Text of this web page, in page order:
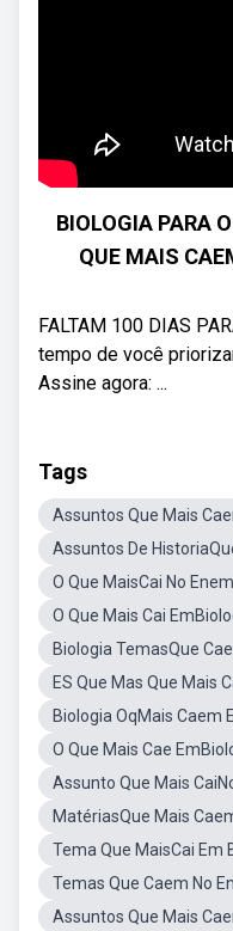
BIOLOGIA PARA
QUE MAIS
FALTAM 100 DIAS
tempo de você
Assine agora: ...
Tags
Assuntos Que Mais
Assuntos De
O Que MaisCai No
O Que Mais Cai
Biologia TemasQue
ES Que Mas Que Mais
Biologia OqMais Caem
O Que Mais Cae
Assunto Que Mais
MatériasQue Mais
Tema Que MaisCai Em
Temas Que Caem No
Assuntos Que Mais